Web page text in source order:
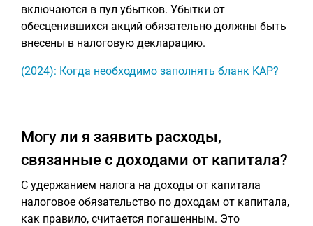
включаются в пул убытков. Убытки от
обесценившихся акций обязательно должны быть
внесены в налоговую декларацию.
(2024): Когда необходимо заполнять бланк KAP?
Могу ли я заявить расходы,
связанные с доходами от капитала?
С удержанием налога на доходы от капитала
налоговое обязательство по доходам от капитала,
как правило, считается погашенным. Это